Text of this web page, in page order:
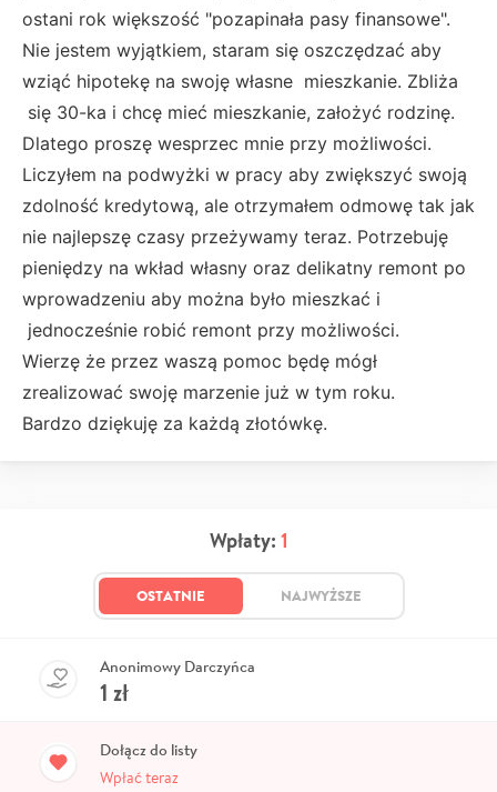
ostani rok większość "pozapinała pasy finansowe".
Nie jestem wyjątkiem, staram się oszczędzać aby
wziąć hipotekę na swoję własne mieszkanie. Zbliża
się 30-ka i chcę mieć mieszkanie, założyć rodzinę.
Dlatego proszę wesprzec mnie przy możliwości.
Liczyłem na podwyżki w pracy aby zwiększyć swoją
zdolność kredytową, ale otrzymałem odmowę tak jak
nie najlepszę czasy przeżywamy teraz. Potrzebuję
pieniędzy na wkład własny oraz delikatny remont po
wprowadzeniu aby można było mieszkać i
jednocześnie robić remont przy możliwości.
Wierzę że przez waszą pomoc będę mógł
zrealizować swoję marzenie już w tym roku.
Bardzo dziękuję za każdą złotówkę.
Wpłaty: 1
OSTATNIE NAJWYŻSZE
Anonimowy Darczyńca
1 zł
Dołącz do listy
Wpłać teraz